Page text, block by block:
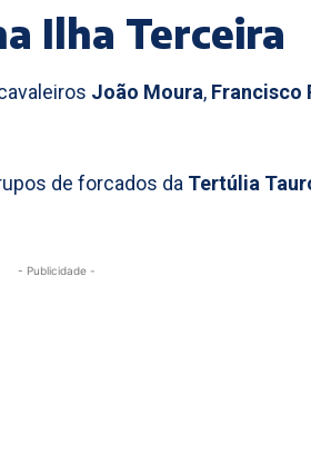
Ilha Terceira
João Moura, Francisco
de forcados da Tertúlia
- Publicidade -